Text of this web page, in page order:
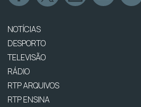
NOTÍCIAS
DESPORTO
TELEVISÃO
RÁDIO
RTP ARQUIVOS
RTP ENSINA